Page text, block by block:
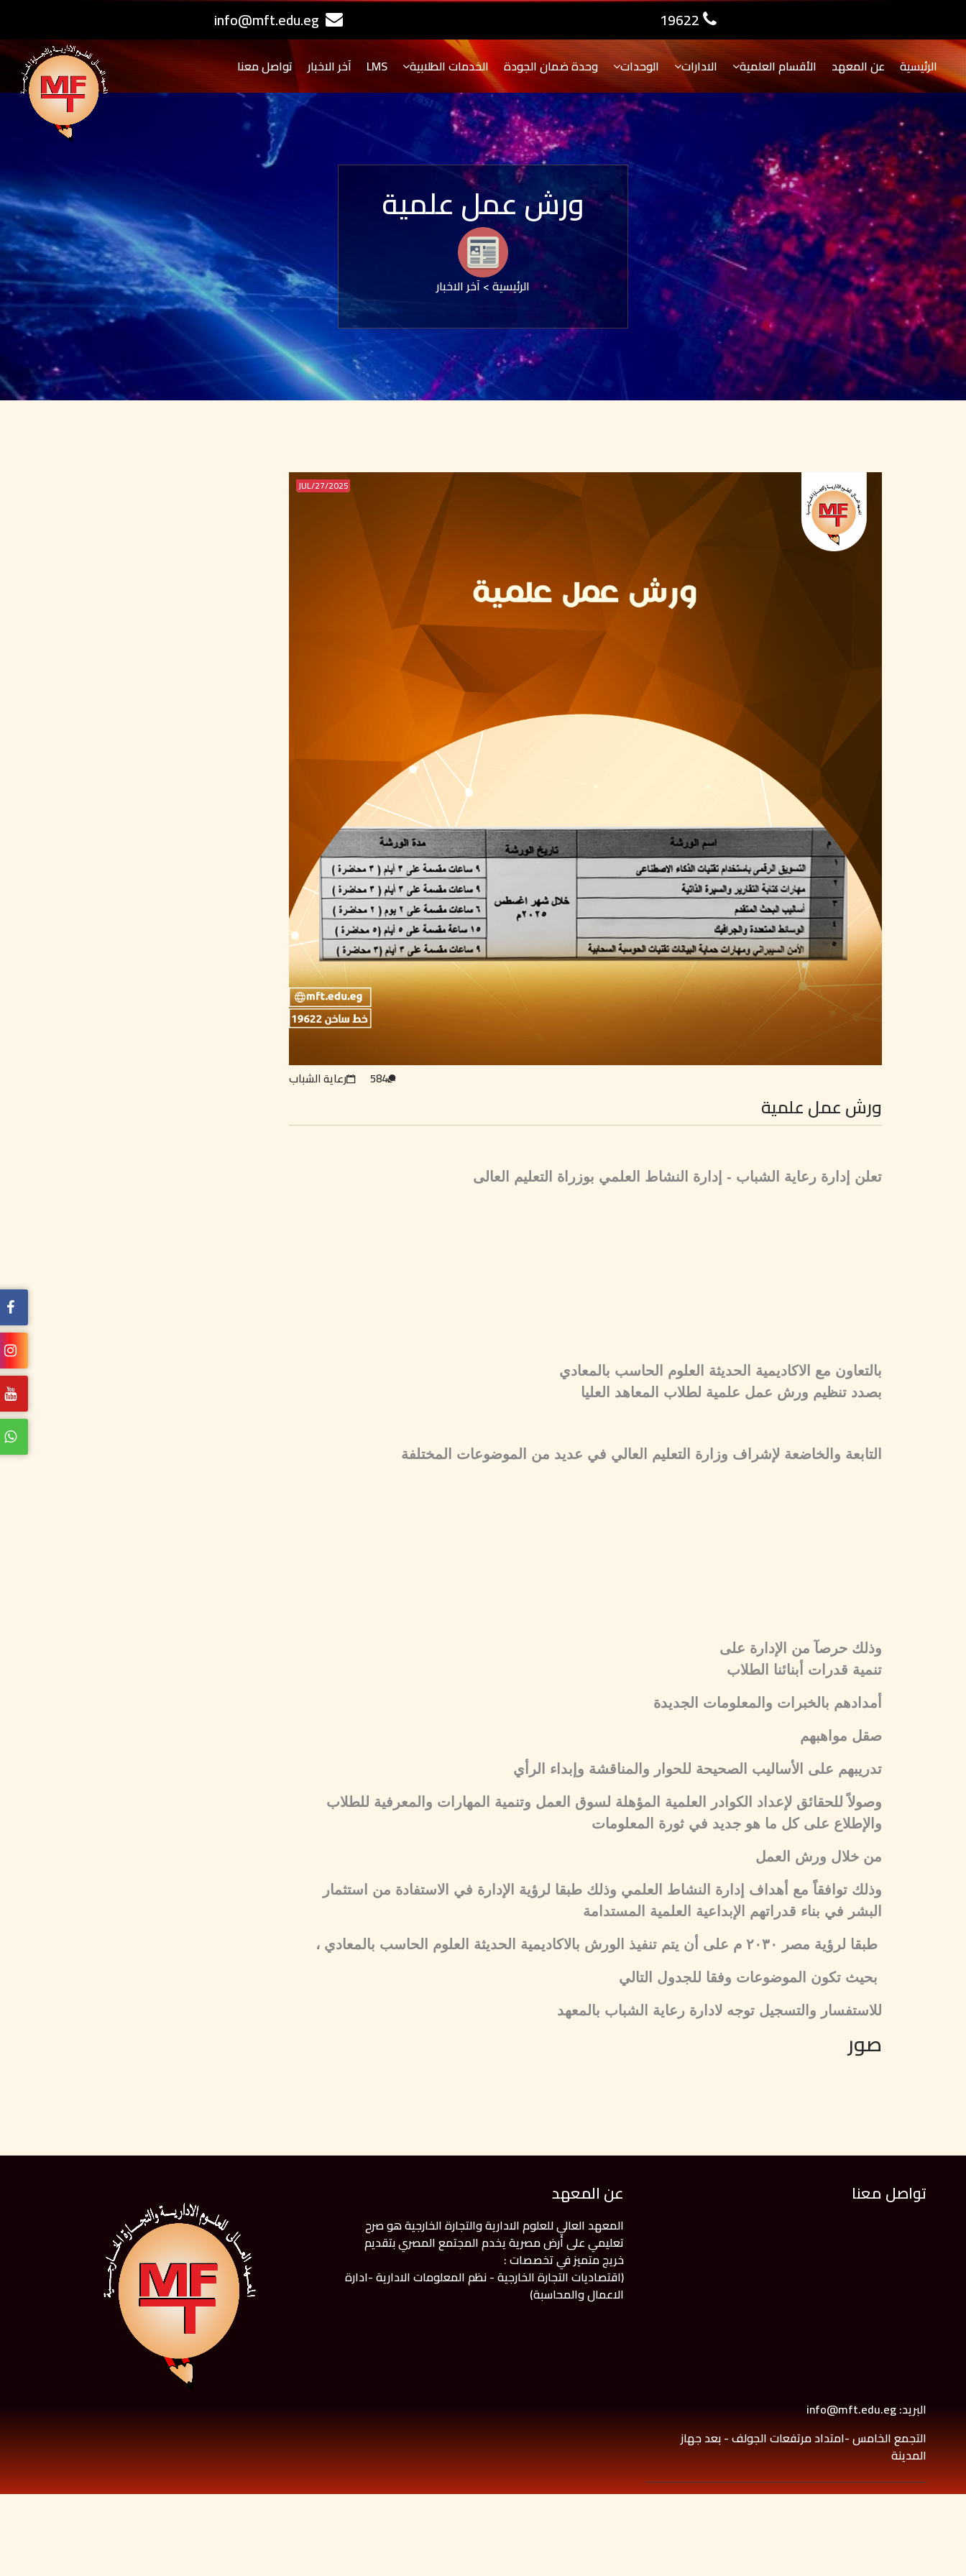
19622
الرئيسية عن المعهد الأقسام العلمية الادارات الوحدات وحدة ضمان الجودة الخدمات الطلابية LMS آخر الاخبار تواصل معنا
ورش عمل علمية
الرئيسية>آخر الاخبار
2025/JUL/27
رعاية الشباب 584
ورش عمل علمية
تعلن إدارة رعاية الشباب - إدارة النشاط العلمي بوزراة التعليم العالى
بالتعاون مع الاكاديمية الحديثة العلوم الحاسب بالمعادي
بصدد تنظيم ورش عمل علمية لطلاب المعاهد العليا
التابعة والخاضعة لإشراف وزارة التعليم العالي في عديد من الموضوعات المختلفة
وذلك حرصآ من الإدارة على
تنمية قدرات أبنائنا الطلاب
أمدادهم بالخبرات والمعلومات الجديدة
صقل مواهبهم
تدريبهم على الأساليب الصحيحة للحوار والمناقشة وإبداء الرأي
وصولاً للحقائق لإعداد الكوادر العلمية المؤهلة لسوق العمل وتنمية المهارات والمعرفية للطلاب
والإطلاع على كل ما هو جديد في ثورة المعلومات
من خلال ورش العمل
وذلك توافقاً مع أهداف إدارة النشاط العلمي وذلك طبقا لرؤية الإدارة في الاستفادة من استثمار
البشر في بناء قدراتهم الإبداعية العلمية المستدامة
طبقا لرؤية مصر ٢٠٣٠ م على أن يتم تنفيذ الورش بالاكاديمية الحديثة العلوم الحاسب بالمعادي ،
بحيث تكون الموضوعات وفقا للجدول التالي
للاستفسار والتسجيل توجه لادارة رعاية الشباب بالمعهد
صور
تواصل معنا
البريد: info@mft.edu.eg
التجمع الخامس -امتداد مرتفعات الجولف - بعد جهاز
المدينة
عن المعهد
المعهد العالي للعلوم الادارية والتجارة الخارجية هو صرح
تعليمي على أرض مصرية يخدم المجتمع المصري بتقديم
خريج متميز في تخصصات :
(اقتصاديات التجارة الخارجية - نظم المعلومات الادارية -ادارة
الاعمال والمحاسبة)